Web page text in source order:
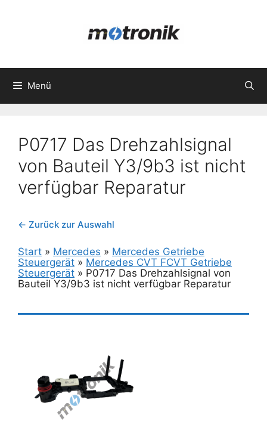
Menü
P0717 Das Drehzahlsignal
von Bauteil Y3/9b3 ist nicht
verfügbar Reparatur
← Zurück zur Auswahl
Start » Mercedes » Mercedes Getriebe
Steuergerät » Mercedes CVT FCVT Getriebe
Steuergerät » P0717 Das Drehzahlsignal von
Bauteil Y3/9b3 ist nicht verfügbar Reparatur